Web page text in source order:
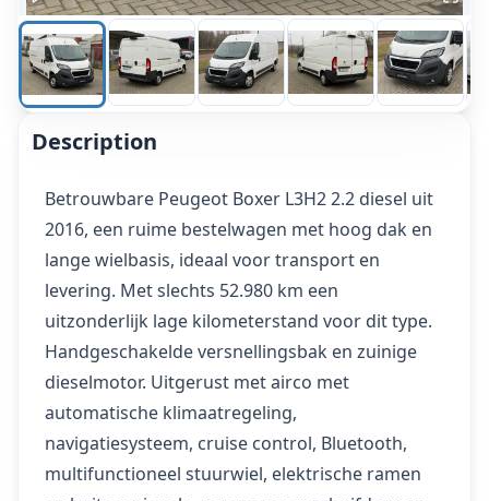
Description
Betrouwbare Peugeot Boxer L3H2 2.2 diesel uit
2016, een ruime bestelwagen met hoog dak en
lange wielbasis, ideaal voor transport en
levering. Met slechts 52.980 km een
uitzonderlijk lage kilometerstand voor dit type.
Handgeschakelde versnellingsbak en zuinige
dieselmotor. Uitgerust met airco met
automatische klimaatregeling,
navigatiesysteem, cruise control, Bluetooth,
multifunctioneel stuurwiel, elektrische ramen